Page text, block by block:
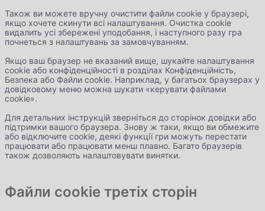
Також ви можете вручну очистити файли cookie у браузері,
якщо хочете скинути всі налаштування. Очистка cookie
видалить усі збережені уподобання, і наступного разу гра
почнеться з налаштувань за замовчуванням.
Якщо ваш браузер не вказаний вище, шукайте налаштування
cookie або конфіденційності в розділах Конфіденційність,
Безпека або Файли cookie. Наприклад, у багатьох браузерах у
довідковому меню можна шукати «керувати файлами
cookie».
Для детальних інструкцій зверніться до сторінок довідки або
підтримки вашого браузера. Знову ж таки, якщо ви обмежите
або відключите cookie, деякі функції гри можуть перестати
працювати або працювати менш плавно. Багато браузерів
також дозволяють налаштовувати винятки.
Файли cookie третіх сторін